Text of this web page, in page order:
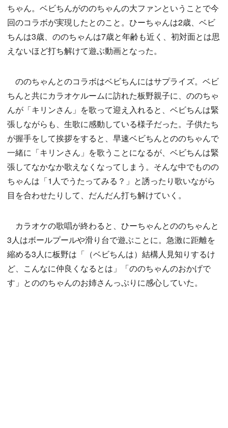
ちゃん。ベビちんがののちゃんの大ファンということで今
回のコラボが実現したとのこと。ひーちゃんは2歳、ベビ
ちんは3歳、ののちゃんは7歳と年齢も近く、初対面とは思
えないほど打ち解けて遊ぶ動画となった。
ののちゃんとのコラボはベビちんにはサプライズ。ベビ
ちんと共にカラオケルームに訪れた板野親子に、ののちゃ
んが「キリンさん」を歌って迎え入れると、ベビちんは緊
張しながらも、生歌に感動している様子だった。子供たち
が握手をして挨拶をすると、早速ベビちんとののちゃんで
一緒に「キリンさん」を歌うことになるが、ベビちんは緊
張してなかなか歌えなくなってしまう。そんな中でものの
ちゃんは「1人でうたってみる？」と誘ったり歌いながら
目を合わせたりして、だんだん打ち解けていく。
カラオケの歌唱が終わると、ひーちゃんとののちゃんと
3人はボールプールや滑り台で遊ぶことに。急激に距離を
縮める3人に板野は「（ベビちんは）結構人見知りするけ
ど、こんなに仲良くなるとは」「ののちゃんのおかげで
す」とののちゃんのお姉さんっぷりに感心していた。